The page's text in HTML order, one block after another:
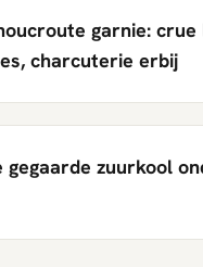
garnie:
charcuterie erbij
gegaarde zuurkool